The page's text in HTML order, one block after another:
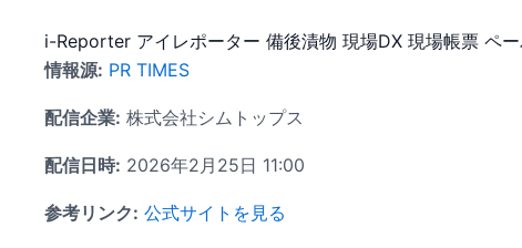
i-Reporter アイレポーター 備後漬物 現場DX 現場帳票 ペ
情報源: PR TIMES
配信企業: 株式会社シムトップス
配信日時: 2026年2月25日 11:00
参考リンク: 公式サイトを見る